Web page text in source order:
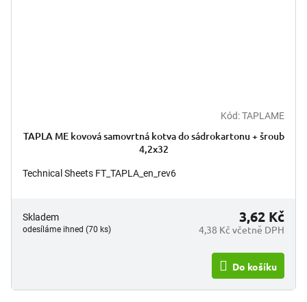
Kód:TAPLAME
TAPLA ME kovová samovrtná kotva do sádrokartonu + šroub
4,2x32
Technical Sheets FT_TAPLA_en_rev6
Skladem
odesíláme ihned (70 ks) 4,38 Kč včetně DPH
3,62 Kč
Do košíku